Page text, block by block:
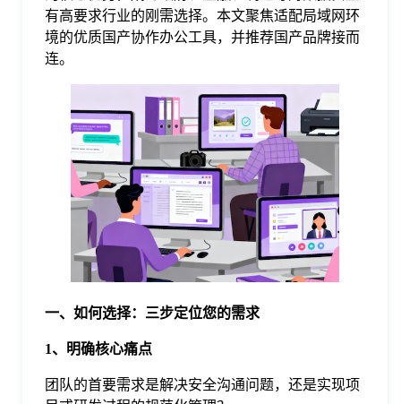
有高要求行业的刚需选择。本文聚焦适配局域网环
境的优质国产协作办公工具，并推荐国产品牌接而
连。
一、如何选择：三步定位您的需求
1、明确核心痛点
团队的首要需求是解决安全沟通问题，还是实现项